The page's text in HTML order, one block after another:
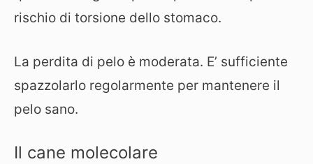
rischio di torsione dello stomaco.
La perdita di pelo è moderata. E’ sufficiente
spazzolarlo regolarmente per mantenere il
pelo sano.
Il cane molecolare